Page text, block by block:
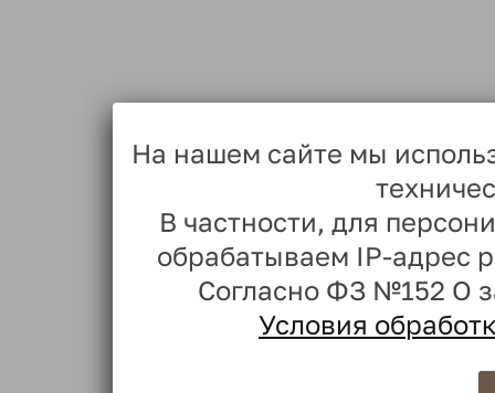
На нашем сайте мы
В частности, для
обрабатываем IP-адрес
Согласно ФЗ №152 О
Условия